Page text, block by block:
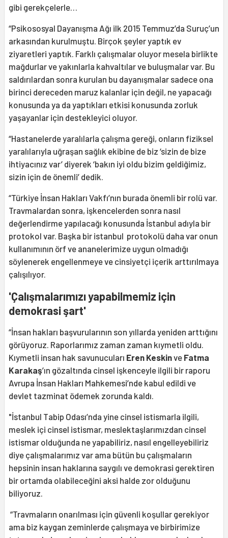
gibi gerekçelerle…
“Psikososyal Dayanışma Ağı ilk 2015 Temmuz’da Suruç’un
arkasından kurulmuştu. Birçok şeyler yaptık ev
ziyaretleri yaptık. Farklı çalışmalar oluyor mesela birlikte
mağdurlar ve yakınlarla kahvaltılar ve buluşmalar var. Bu
saldırılardan sonra kurulan bu dayanışmalar sadece ona
birinci dereceden maruz kalanlar için değil, ne yapacağı
konusunda ya da yaptıkları etkisi konusunda zorluk
yaşayanlar için destekleyici oluyor.
“Hastanelerde yaralılarla çalışma gereği, onların fiziksel
yaralılarıyla uğraşan sağlık ekibine de biz ‘sizin de bize
ihtiyacınız var’ diyerek ‘bakın iyi oldu bizim geldiğimiz,
sizin için de önemli’ dedik.
“Türkiye İnsan Hakları Vakfı’nın burada önemli bir rolü var.
Travmalardan sonra, işkencelerden sonra nasıl
değerlendirme yapılacağı konusunda İstanbul adıyla bir
protokol var. Başka bir istanbul protokolü daha var onun
kullanımının örf ve ananelerimize uygun olmadığı
söylenerek engellenmeye ve cinsiyetçi içerik arttırılmaya
çalışılıyor.
'Çalışmalarımızı yapabilmemiz için
demokrasi şart'
“İnsan hakları başvurularının son yıllarda yeniden arttığını
görüyoruz. Raporlarımız zaman zaman kıymetli oldu.
Kıymetli insan hak savunucuları Eren Keskinve Fatma
Karakaş’ın gözaltında cinsel işkenceyle ilgili bir raporu
Avrupa İnsan Hakları Mahkemesi’nde kabul edildi ve
devlet tazminat ödemek zorunda kaldı.
"İstanbul Tabip Odası’nda yine cinsel istismarla ilgili,
meslek içi cinsel istismar, meslektaşlarımızdan cinsel
istismar olduğunda ne yapabiliriz, nasıl engelleyebiliriz
diye çalışmalarımız var ama bütün bu çalışmaların
hepsinin insan haklarına saygılı ve demokrasi gerektiren
bir ortamda olabileceğini aksi halde zor olduğunu
biliyoruz.
“Travmaların onarılması için güvenli koşullar gerekiyor
ama biz kaygan zeminlerde çalışmaya ve birbirimize